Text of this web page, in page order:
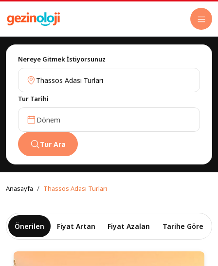
Nereye Gitmek İstiyorsunuz
Tur Tarihi
Dönem
Tur Ara
Anasayfa Thassos Adası Turları
Önerilen Fiyat Artan Fiyat Azalan Tarihe Göre